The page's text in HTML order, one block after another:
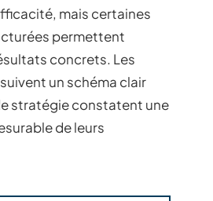
mais certaines
permettent
concrets. Les
un schéma clair
stratégie constatent une
de leurs